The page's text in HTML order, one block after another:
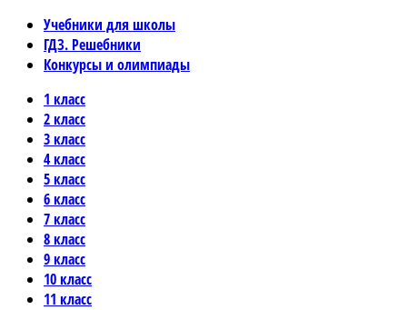
Учебники для школы
ГДЗ. Решебники
Конкурсы и олимпиады
1 класс
2 класс
3 класс
4 класс
5 класс
6 класс
7 класс
8 класс
9 класс
10 класс
11 класс